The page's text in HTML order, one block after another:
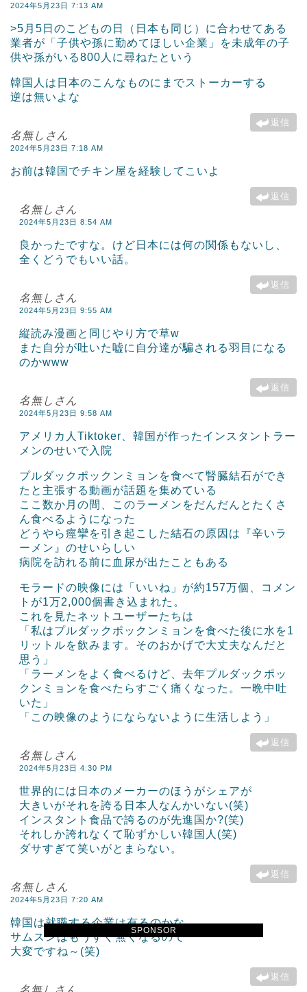
SPONSOR
2024年5月23日 7:13 AM
>5月5日のこどもの日（日本も同じ）に合わせてある
業者が「子供や孫に勤めてほしい企業」を未成年の子
供や孫がいる800人に尋ねたという
韓国人は日本のこんなものにまでストーカーする
逆は無いよな
返信
名無しさん
2024年5月23日 7:18 AM
お前は韓国でチキン屋を経験してこいよ
返信
名無しさん
2024年5月23日 8:54 AM
良かったですな。けど日本には何の関係もないし、
全くどうでもいい話。
返信
名無しさん
2024年5月23日 9:55 AM
縦読み漫画と同じやり方で草w
また自分が吐いた嘘に自分達が騙される羽目になる
のかwww
返信
名無しさん
2024年5月23日 9:58 AM
アメリカ人Tiktoker、韓国が作ったインスタントラー
メンのせいで入院
プルダックポックンミョンを食べて腎臓結石ができ
たと主張する動画が話題を集めている
ここ数か月の間、このラーメンをだんだんとたくさ
ん食べるようになった
どうやら痙攣を引き起こした結石の原因は『辛いラ
ーメン』のせいらしい
病院を訪れる前に血尿が出たこともある
モラードの映像には「いいね」が約157万個、コメン
トが1万2,000個書き込まれた。
これを見たネットユーザーたちは
「私はプルダックポックンミョンを食べた後に水を1
リットルを飲みます。そのおかげで大丈夫なんだと
思う」
「ラーメンをよく食べるけど、去年プルダックポッ
クンミョンを食べたらすごく痛くなった。一晩中吐
いた」
「この映像のようにならないように生活しよう」
返信
名無しさん
2024年5月23日 4:30 PM
世界的には日本のメーカーのほうがシェアが
大きいがそれを誇る日本人なんかいない(笑)
インスタント食品で誇るのが先進国か?(笑)
それしか誇れなくて恥ずかしい韓国人(笑)
ダサすぎて笑いがとまらない。
返信
名無しさん
2024年5月23日 7:20 AM
韓国は就職する企業は有るのかな
サムスンはもうすぐ無くなるので
大変ですね～(笑)
返信